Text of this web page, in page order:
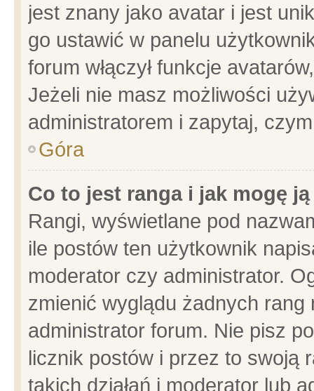
jest znany jako avatar i jest
go ustawić w panelu
forum włączył funkcje
Jeżeli nie masz możliwości
administratorem i zapytaj,
Góra
Co to jest ranga i jak mogę
Rangi, wyświetlane pod
ile postów ten użytkownik
moderator czy administrator.
zmienić wyglądu żadnych
administrator forum. Nie pisz
licznik postów i przez to swoją
takich działań i moderator lub